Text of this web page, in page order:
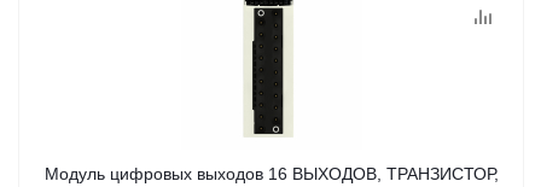
Модуль цифровых выходов 16 ВЫХОДОВ, ТРАНЗИСТОР,